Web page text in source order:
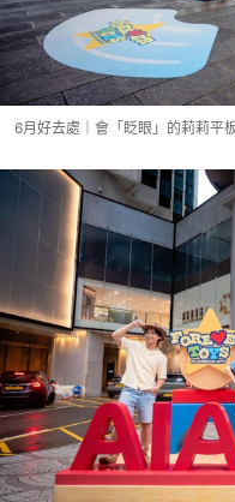
6月好去處｜會「眨眼」的莉莉平